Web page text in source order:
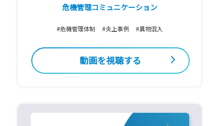
危機管理コミュニケーション
#危機管理体制 #炎上事例 #異物混入
動画を視聴する